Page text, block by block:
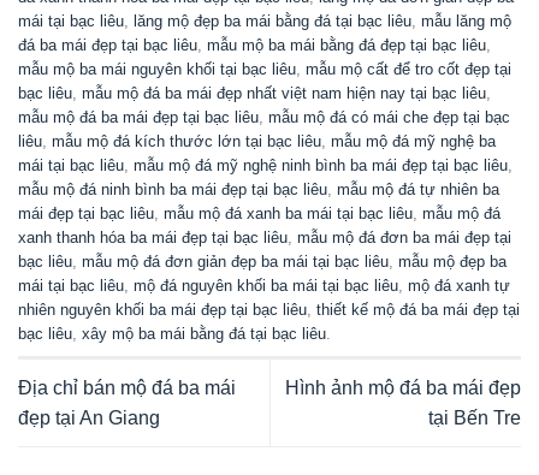
mái tại bạc liêu
lăng mộ đẹp ba mái bằng đá tại bạc liêu mẫu lăng mộ
đá ba mái đẹp tại bạc liêu mẫu mộ ba mái bằng đá đẹp tại bạc liêu
mẫu mộ ba mái nguyên khối tại bạc liêu mẫu mộ cất để tro cốt đẹp tại
bạc liêu mẫu mộ đá ba mái đẹp nhất việt nam hiện nay tại bạc liêu
mẫu mộ đá ba mái đẹp tại bạc liêu mẫu mộ đá có mái che đẹp tại bạc
liêu mẫu mộ đá kích thước lớn tại bạc liêu mẫu mộ đá mỹ nghệ ba
mái tại bạc liêu mẫu mộ đá mỹ nghệ ninh bình ba mái đẹp tại bạc liêu
mẫu mộ đá ninh bình ba mái đẹp tại bạc liêu mẫu mộ đá tự nhiên ba
mái đẹp tại bạc liêu mẫu mộ đá xanh ba mái tại bạc liêu mẫu mộ đá
xanh thanh hóa ba mái đẹp tại bạc liêu mẫu mộ đá đơn ba mái đẹp tại
bạc liêu mẫu mộ đá đơn giản đẹp ba mái tại bạc liêu mẫu mộ đẹp ba
mái tại bạc liêu mộ đá nguyên khối ba mái tại bạc liêu mộ đá xanh tự
nhiên nguyên khối ba mái đẹp tại bạc liêu thiết kế mộ đá ba mái đẹp tại
bạc liêu xây mộ ba mái bằng đá tại bạc liêu
Địa chỉ bán mộ đá ba mái
đẹp tại An Giang
Hình ảnh mộ đá ba mái đẹp
tại Bến Tre